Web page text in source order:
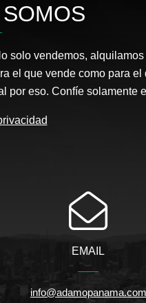
solo vendemos,
el que vende como para el
por eso. Confíe solamente
EMAIL
info@adamopanama.com